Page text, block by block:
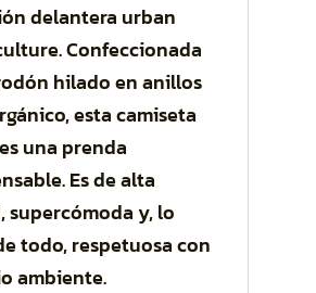
delantera urban
Confeccionada
hilado en anillos
esta camiseta
una prenda
Es de alta
supercómoda y, lo
todo, respetuosa con
ambiente.